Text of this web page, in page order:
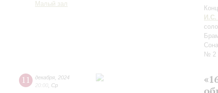
Малый зал
И.С.
№ 2
11 декабря 2024
20:00 Ср